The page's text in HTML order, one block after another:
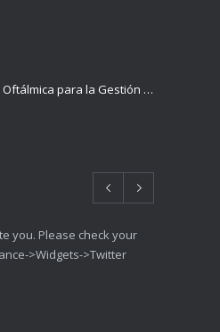
MiYOSMART, la Lente Oftálmica para la Gestión de la Miopía Infantil
you. Please check your
>Widgets->Twitter